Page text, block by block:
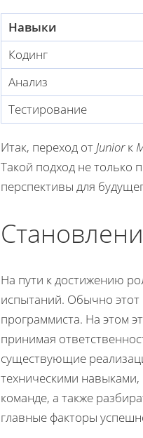
Навыки
Кодинг
Анализ
Тестирование
Итак, переход отJuniorк
Такой подход не только
перспективы для
На пути к достижению
испытаний. Обычно этот
программиста. На этом
принимая
существующие
техническими
команде, а также
главные факторы